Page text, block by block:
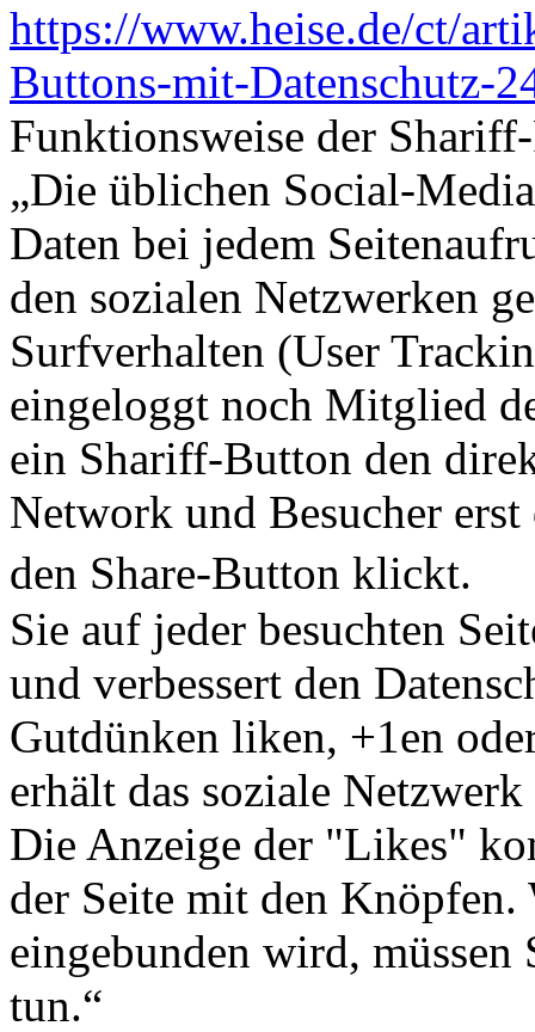
https://www.heise.de/ct/
Buttons-mit-Datenschutz-
Funktionsweise der
„Die üblichen Social-
Daten bei jedem
den sozialen Netzwerken
Surfverhalten (User
eingeloggt noch Mitglied
ein Shariff-Button den
Network und Besucher
den Share-Button klickt.
Sie auf jeder besuchten
und verbessert den
Gutdünken liken, +1en
erhält das soziale
Die Anzeige der "Likes"
der Seite mit den
eingebunden wird, müssen
tun.“